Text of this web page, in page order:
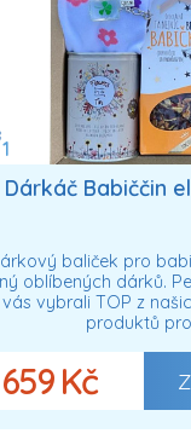
1
Dárkáč Babiččin
baliček pro
oblíbených dárků.
vás vybrali TOP z
produktů
659 Kč